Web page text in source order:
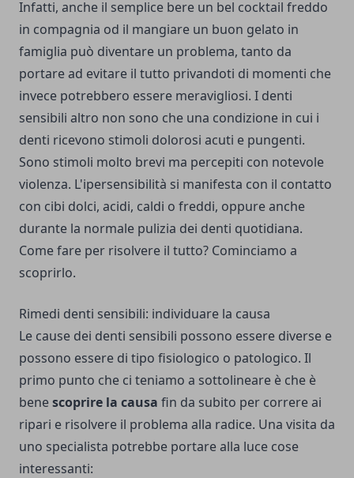
Infatti, anche il semplice bere un bel cocktail freddo
in compagnia od il mangiare un buon gelato in
famiglia può diventare un problema, tanto da
portare ad evitare il tutto privandoti di momenti che
invece potrebbero essere meravigliosi. I denti
sensibili altro non sono che una condizione in cui i
denti ricevono stimoli dolorosi acuti e pungenti.
Sono stimoli molto brevi ma percepiti con notevole
violenza. L'ipersensibilità si manifesta con il contatto
con cibi dolci, acidi, caldi o freddi, oppure anche
durante la normale pulizia dei denti quotidiana.
Come fare per risolvere il tutto? Cominciamo a
scoprirlo.
Rimedi denti sensibili: individuare la causa
Le cause dei denti sensibili possono essere diverse e
possono essere di tipo fisiologico o patologico. Il
primo punto che ci teniamo a sottolineare è che è
benescoprire la causa fin da subito per correre ai
ripari e risolvere il problema alla radice. Una visita da
uno specialista potrebbe portare alla luce cose
interessanti: